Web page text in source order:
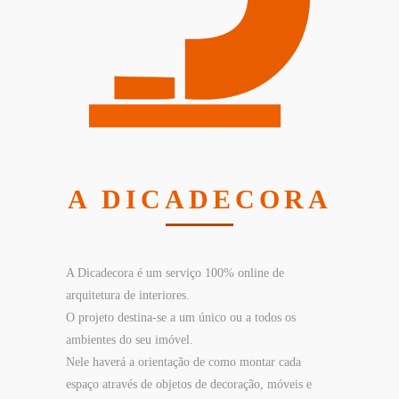
A DICADECORA
A Dicadecora é um serviço 100% online de
arquitetura de interiores.
O projeto destina-se a um único ou a todos os
ambientes do seu imóvel.
Nele haverá a orientação de como montar cada
espaço através de objetos de decoração, móveis e